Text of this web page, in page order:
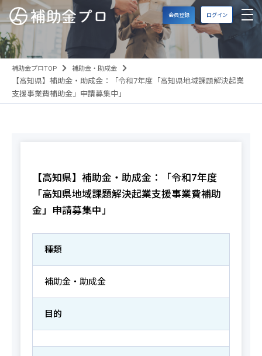
会員登録 ログイン
補助金プロTOP 補助金・助成金
【高知県】補助金・助成金：「令和7年度「高知県地域課題解決起業
支援事業費補助金」申請募集中」
【高知県】補助金・助成金：「令和7年度
「高知県地域課題解決起業支援事業費補助
金」申請募集中」
種類
補助金・助成金
目的